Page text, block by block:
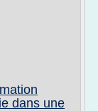
dans une